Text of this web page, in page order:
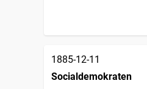
1885-12-11
Socialdemokraten